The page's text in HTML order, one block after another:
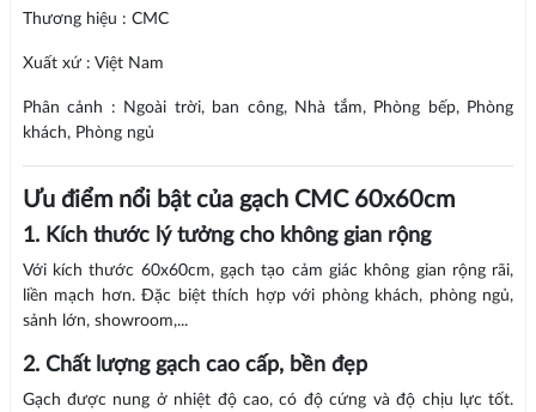
Thương hiệu : CMC
Xuất xứ : Việt Nam
Phân cảnh : Ngoài trời, ban công, Nhà tắm, Phòng bếp, Phòng
khách, Phòng ngủ
Ưu điểm nổi bật của gạch CMC 60x60cm
1. Kích thước lý tưởng cho không gian rộng
Với kích thước 60x60cm, gạch tạo cảm giác không gian rộng rãi,
liền mạch hơn. Đặc biệt thích hợp với phòng khách, phòng ngủ,
sảnh lớn, showroom,...
2. Chất lượng gạch cao cấp, bền đẹp
Gạch được nung ở nhiệt độ cao, có độ cứng và độ chịu lực tốt.